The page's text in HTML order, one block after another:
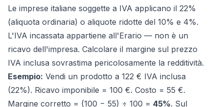
Le imprese italiane soggette a IVA applicano il 22%
(aliquota ordinaria) o aliquote ridotte del 10% e 4%.
L'IVA incassata appartiene all'Erario — non è un
ricavo dell'impresa. Calcolare il margine sul prezzo
IVA inclusa sovrastima pericolosamente la redditività.
Esempio: Vendi un prodotto a 122 € IVA inclusa
(22%). Ricavo imponibile = 100 €. Costo = 55 €.
Margine corretto = (100 − 55) ÷ 100 = 45%. Sul